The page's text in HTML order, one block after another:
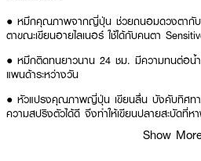
● หมึกคุณภาพจากญี่ปุ่น ช่วยถนอมดวงตากับ
ตาขณะเขียนอายไลเนอร์ ใช้ได้กับคนตา
● หมึกติดทนยาวนาน 24 ชม. มีความทนต่อน้ำ
แพนด้าระหว่างวัน
● หัวแปรงคุณภาพญี่ปุ่น เขียนลื่น บังคับทิศทา
ความสปริงตัวได้ดี จึงทำให้เขียนปลายสะบัดที่ห
● ล้างออกง่ายด้วย eye and lip remover
Show